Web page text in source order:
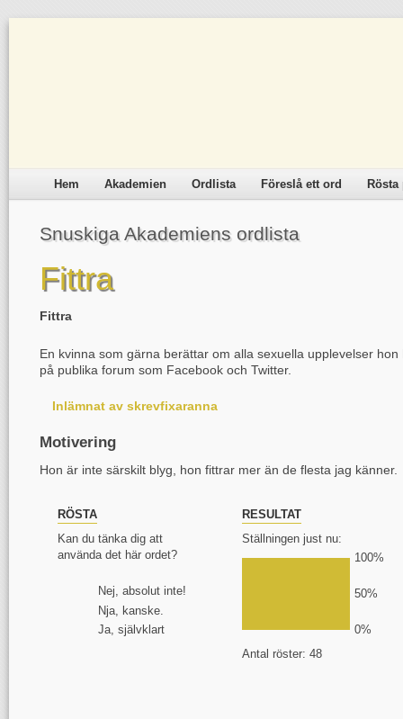
Hem Akademien Ordlista Föreslå ett ord
Snuskiga Akademiens ordlista
Fittra
Fittra
En kvinna som gärna berättar om alla sexuella upplevelser hon
på publika forum som Facebook och Twitter.
Inlämnat av skrevfixaranna
Motivering
Hon är inte särskilt blyg, hon fittrar mer än de flesta jag känner.
RÖSTA
Kan du tänka dig att
använda det här ordet?
Nej, absolut inte!
Nja, kanske.
Ja, självklart
RESULTAT
Ställningen just nu:
100%
50%
0%
Antal röster: 48